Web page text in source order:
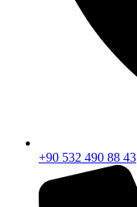
+90 532 490 88 43